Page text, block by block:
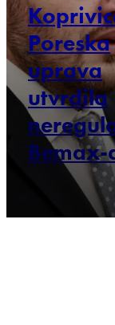
Poreska
uprava
utvrdila
Bemax-